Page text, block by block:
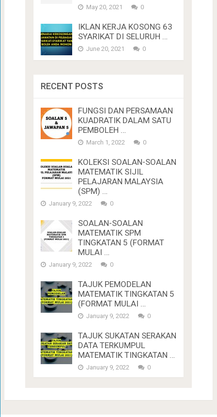
May 20, 2021 0
IKLAN KERJA KOSONG 63
SYARIKAT DI SELURUH …
June 20, 2021 0
RECENT POSTS
FUNGSI DAN PERSAMAAN
KUADRATIK DALAM SATU
PEMBOLEH …
March 1, 2022 0
KOLEKSI SOALAN-SOALAN
MATEMATIK SIJIL
PELAJARAN MALAYSIA
(SPM) …
January 9, 2022 0
SOALAN-SOALAN
MATEMATIK SPM
TINGKATAN 5 (FORMAT
MULAI …
January 9, 2022 0
TAJUK PEMODELAN
MATEMATIK TINGKATAN 5
(FORMAT MULAI …
January 9, 2022 0
TAJUK SUKATAN SERAKAN
DATA TERKUMPUL
MATEMATIK TINGKATAN …
January 9, 2022 0